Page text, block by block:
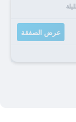
عرض الصفقة